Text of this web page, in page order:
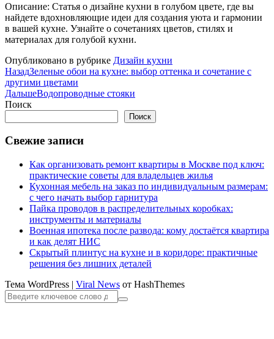
Описание: Статья о дизайне кухни в голубом цвете, где вы
найдете вдохновляющие идеи для создания уюта и гармонии
в вашей кухне. Узнайте о сочетаниях цветов, стилях и
материалах для голубой кухни.
Опубликовано в рубрике Дизайн кухни
НазадЗеленые обои на кухне: выбор оттенка и сочетание с
другими цветами
ДальшеВодопроводные стояки
Поиск
Поиск
Свежие записи
Как организовать ремонт квартиры в Москве под ключ:
практические советы для владельцев жилья
Кухонная мебель на заказ по индивидуальным размерам:
с чего начать выбор гарнитура
Пайка проводов в распределительных коробках:
инструменты и материалы
Военная ипотека после развода: кому достаётся квартира
и как делят НИС
Скрытый плинтус на кухне и в коридоре: практичные
решения без лишних деталей
Тема WordPress | Viral News от HashThemes